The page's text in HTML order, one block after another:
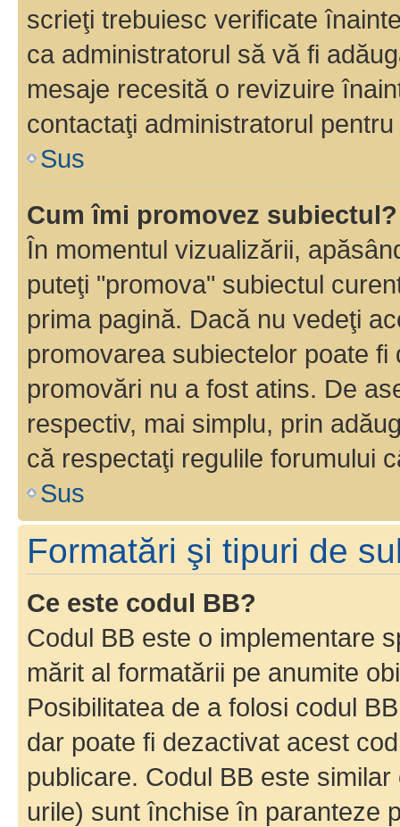
scrieţi trebuiesc verificate
ca administratorul să vă fi
mesaje recesită o revizuire
contactaţi administratorul
Sus
Cum îmi promovez subiectul?
În momentul vizualizării,
puteţi "promova" subiectul
prima pagină. Dacă nu vedeţi
promovarea subiectelor poate
promovări nu a fost atins. De
respectiv, mai simplu, prin
că respectaţi regulile forumului
Sus
Formatări şi tipuri de
Ce este codul BB?
Codul BB este o implementare
mărit al formatării pe anumite
Posibilitatea de a folosi codul
dar poate fi dezactivat acest
publicare. Codul BB este
urile) sunt închise în paranteze